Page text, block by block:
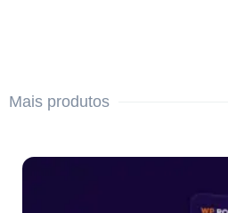
Mais produtos